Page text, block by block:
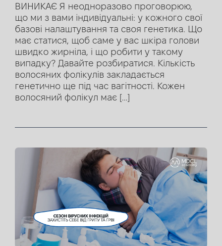
ВИНИКАЄ Я неодноразово проговорюю,
що ми з вами індивідуальні: у кожного свої
базові налаштування та своя генетика. Що
має статися, щоб саме у вас шкіра голови
швидко жирніла, і що робити у такому
випадку? Давайте розбиратися. Кількість
волосяних фолікулів закладається
генетично ще під час вагітності. Кожен
волосяний фолікул має […]